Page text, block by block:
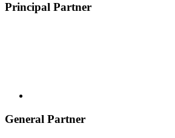
Principal Partner
General Partner